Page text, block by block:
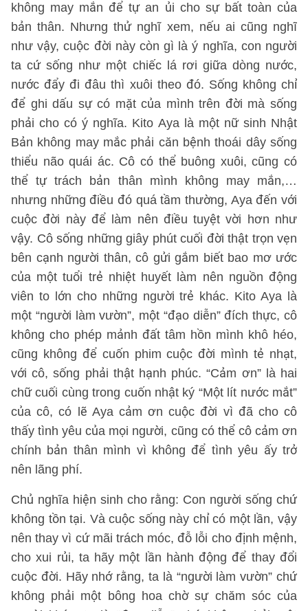
không may mắn để tự an ủi cho sự bất toàn của
bản thân. Nhưng thử nghĩ xem, nếu ai cũng nghĩ
như vậy, cuộc đời này còn gì là ý nghĩa, con người
ta cứ sống như một chiếc lá rơi giữa dòng nước,
nước đẩy đi đâu thì xuôi theo đó. Sống không chỉ
để ghi dấu sự có mặt của mình trên đời mà sống
phải cho có ý nghĩa. Kito Aya là một nữ sinh Nhật
Bản không may mắc phải căn bệnh thoái dây sống
thiểu não quái ác. Cô có thể buông xuôi, cũng có
thể tự trách bản thân mình không may mắn,…
nhưng những điều đó quá tầm thường, Aya đến với
cuộc đời này để làm nên điều tuyệt vời hơn như
vậy. Cô sống những giây phút cuối đời thật trọn vẹn
bên cạnh người thân, cô gửi gắm biết bao mơ ước
của một tuổi trẻ nhiệt huyết làm nên nguồn động
viên to lớn cho những người trẻ khác. Kito Aya là
một “người làm vườn”, một “đạo diễn” đích thực, cô
không cho phép mảnh đất tâm hồn mình khô héo,
cũng không để cuốn phim cuộc đời mình tẻ nhạt,
với cô, sống phải thật hạnh phúc. “Cảm ơn” là hai
chữ cuối cùng trong cuốn nhật ký “Một lít nước mắt”
của cô, có lẽ Aya cảm ơn cuộc đời vì đã cho cô
thấy tình yêu của mọi người, cũng có thể cô cảm ơn
chính bản thân mình vì không để tình yêu ấy trở
nên lãng phí.
Chủ nghĩa hiện sinh cho rằng: Con người sống chứ
không tồn tại. Và cuộc sống này chỉ có một lần, vậy
nên thay vì cứ mãi trách móc, đỗ lỗi cho định mệnh,
cho xui rủi, ta hãy một lần hành động để thay đổi
cuộc đời. Hãy nhớ rằng, ta là “người làm vườn” chứ
không phải một bông hoa chờ sự chăm sóc của